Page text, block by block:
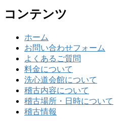
コンテンツ
ホーム
お問い合わせフォーム
よくあるご質問
料金について
洗心道会館について
稽古内容について
稽古場所・日時について
稽古情報